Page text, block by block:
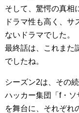
そして、驚愕の真相
ドラマ性も高く、
ないドラマでした。
最終話は、これまた
でしたね。
シーズン2は、その続
ハッカー集団「f・
を舞台に、それぞれ